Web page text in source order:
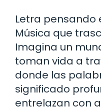
Letra pensando
Música que
Imagina un
toman vida a
donde las
significado
entrelazan con